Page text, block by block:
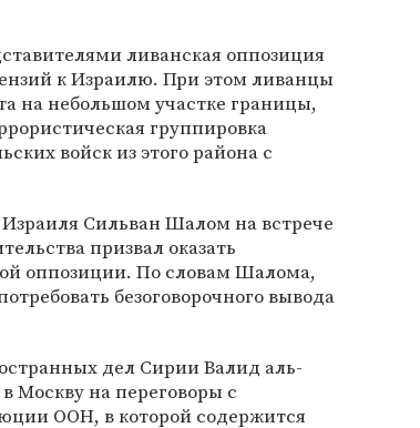
ливанская оппозиция
к Израилю. При этом ливанцы
на небольшом участке границы,
группировка
войск из этого района с
Сильван Шалом на встрече
призвал оказать
оппозиции. По словам Шалома,
безоговорочного вывода
дел Сирии Валид аль-
Москву на переговоры с
ООН, в которой содержится